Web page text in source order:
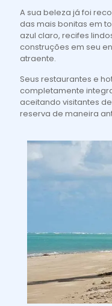
A sua beleza já foi
das mais bonitas em
azul claro, recifes
construções em seu
atraente.
Seus restaurantes e
completamente
aceitando visitantes
reserva de maneira